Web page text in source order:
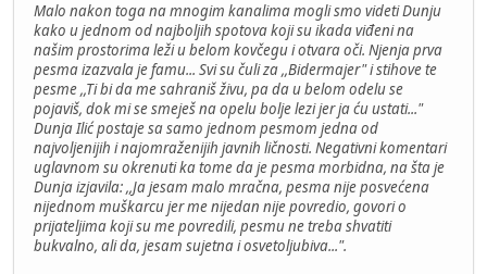
Malo nakon toga na mnogim kanalima mogli smo videti Dunju
kako u jednom od najboljih spotova koji su ikada viđeni na
našim prostorima leži u belom kovčegu i otvara oči. Njenja prva
pesma izazvala je famu... Svi su čuli za ,,Bidermajer" i stihove te
pesme ,,Ti bi da me sahraniš živu, pa da u belom odelu se
pojaviš, dok mi se smeješ na opelu bolje lezi jer ja ću ustati..."
Dunja Ilić postaje sa samo jednom pesmom jedna od
najvoljenijih i najomraženijih javnih ličnosti. Negativni komentari
uglavnom su okrenuti ka tome da je pesma morbidna, na šta je
Dunja izjavila: ,,Ja jesam malo mračna, pesma nije posvećena
nijednom muškarcu jer me nijedan nije povredio, govori o
prijateljima koji su me povredili, pesmu ne treba shvatiti
bukvalno, ali da, jesam sujetna i osvetoljubiva...".